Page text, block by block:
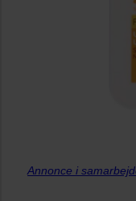
Annonce i